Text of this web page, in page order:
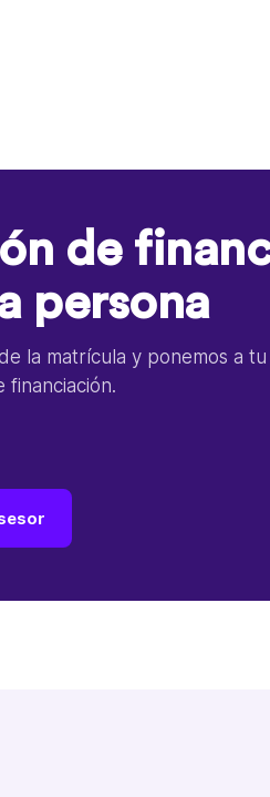
de
persona
la matrícula y ponemos a